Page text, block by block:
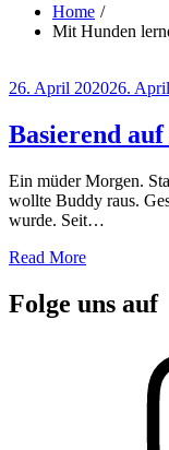
Home
Mit Hunden
Posted
26. April 202026.
Basierend
Ein müder Morgen.
wollte Buddy raus.
wurde. Seit…
Read More
Folge uns auf